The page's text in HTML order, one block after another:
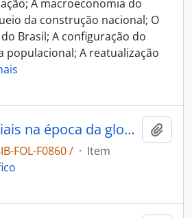
A macroeconomia do
da construção nacional; O
Brasil; A configuração do
populacional; A reatualização
As ciências sociais na época da globalização
FOL-F0860 / · Item